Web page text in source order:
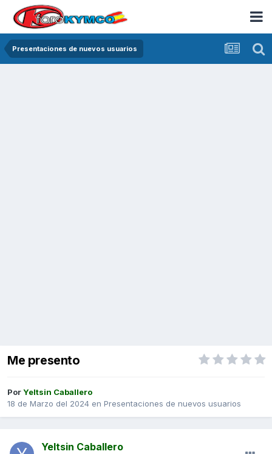
Presentaciones de nuevos usuarios
Me presento
PorYeltsin Caballero
18 de Marzo del 2024 en Presentaciones de nuevos usuarios
Yeltsin Caballero